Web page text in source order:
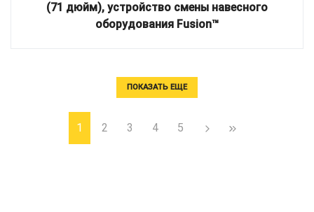
(71 дюйм), устройство смены навесного
оборудования Fusion™
ПОКАЗАТЬ ЕЩЕ
1 2 3 4 5